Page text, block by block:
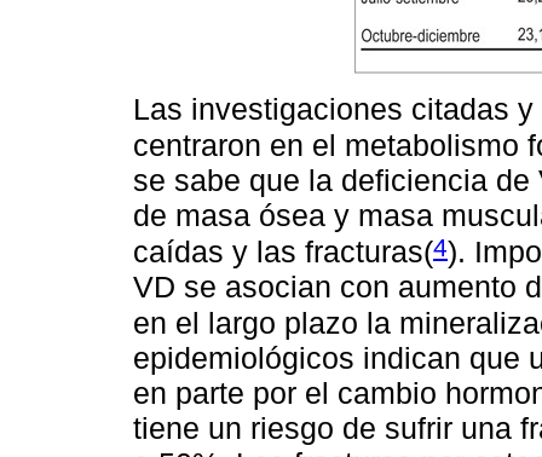
Las investigaciones citadas
centraron en el metabolismo
se sabe que la deficiencia
de masa ósea y masa
caídas y las fracturas(4).
VD se asocian con aumento
en el largo plazo la
epidemiológicos indican que
en parte por el cambio
tiene un riesgo de sufrir una